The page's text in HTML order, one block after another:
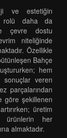
ve estetiğin
rolü daha da
çevre dostu
niteliğinde
Özellikle
Bahçe
hem
sonuçlar veren
parçalarından
göre şekillenen
üretim
ürünlerin her
almaktadır.